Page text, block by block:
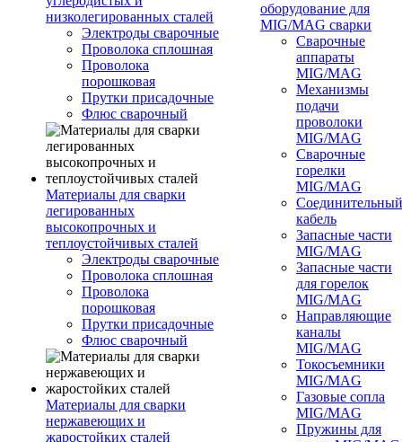
низколегированных сталей
Электроды сварочные
Проволока сплошная
Проволока
порошковая
Прутки присадочные
Флюс сварочный
Материалы для сварки
легированных
высокопрочных и
теплоустойчивых сталей
Электроды сварочные
Проволока сплошная
Проволока
порошковая
Прутки присадочные
Флюс сварочный
Материалы для сварки
нержавеющих и
жаростойких сталей
оборудование для
MIG/MAG сварки
Сварочные
аппараты
MIG/MAG
Механизмы
подачи
проволоки
MIG/MAG
Сварочные
горелки
MIG/MAG
Соединительный
кабель
Запасные части
MIG/MAG
Запасные части
для горелок
MIG/MAG
Направляющие
каналы
MIG/MAG
Токосъемники
MIG/MAG
Газовые сопла
MIG/MAG
Пружины для